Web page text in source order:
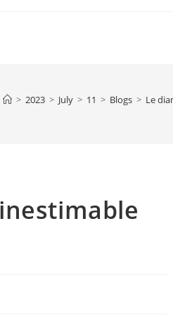
> 2023 > July > 11 > Blogs > Le